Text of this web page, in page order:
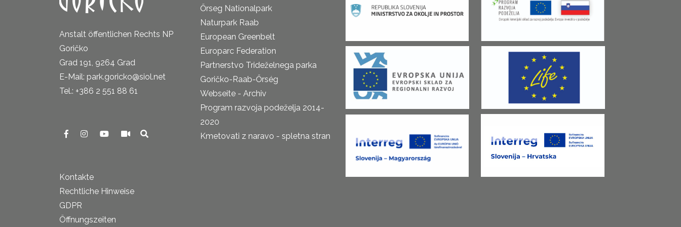
Anstalt öffentlichen Rechts NP
Goričko
Grad 191, 9264 Grad
E-Mail: park.goricko@siol.net
Tel.: +386 2 551 88 61
Kontakte
Rechtliche Hinweise
GDPR
Öffnungszeiten
Őrseg Nationalpark
Naturpark Raab
European Greenbelt
Europarc Federation
Partnerstvo Trideželnega parka
Goričko-Raab-Őrség
Webseite - Archiv
Program razvoja podeželja 2014-
2020
Kmetovati z naravo - spletna stran